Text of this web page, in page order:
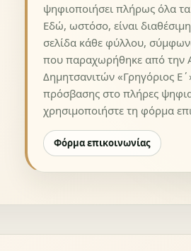
ψηφιοποιήσει πλήρως όλα
Εδώ, ωστόσο, είναι
σελίδα κάθε φύλλου,
που παραχωρήθηκε από την
Δημητσανιτών «Γρηγόριος
πρόσβασης στο πλήρες
χρησιμοποιήστε τη φόρμα
Φόρμα επικοινωνίας